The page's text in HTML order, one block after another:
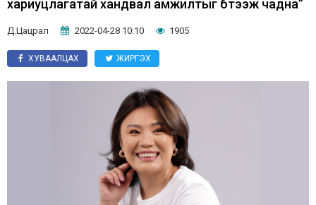
хариуцлагатай хандвал амжилтыг бүтээж чадна”
Д.Цацрал 2022-04-28 10:10 1905
ХУВААЛЦАХ ЖИРГЭХ